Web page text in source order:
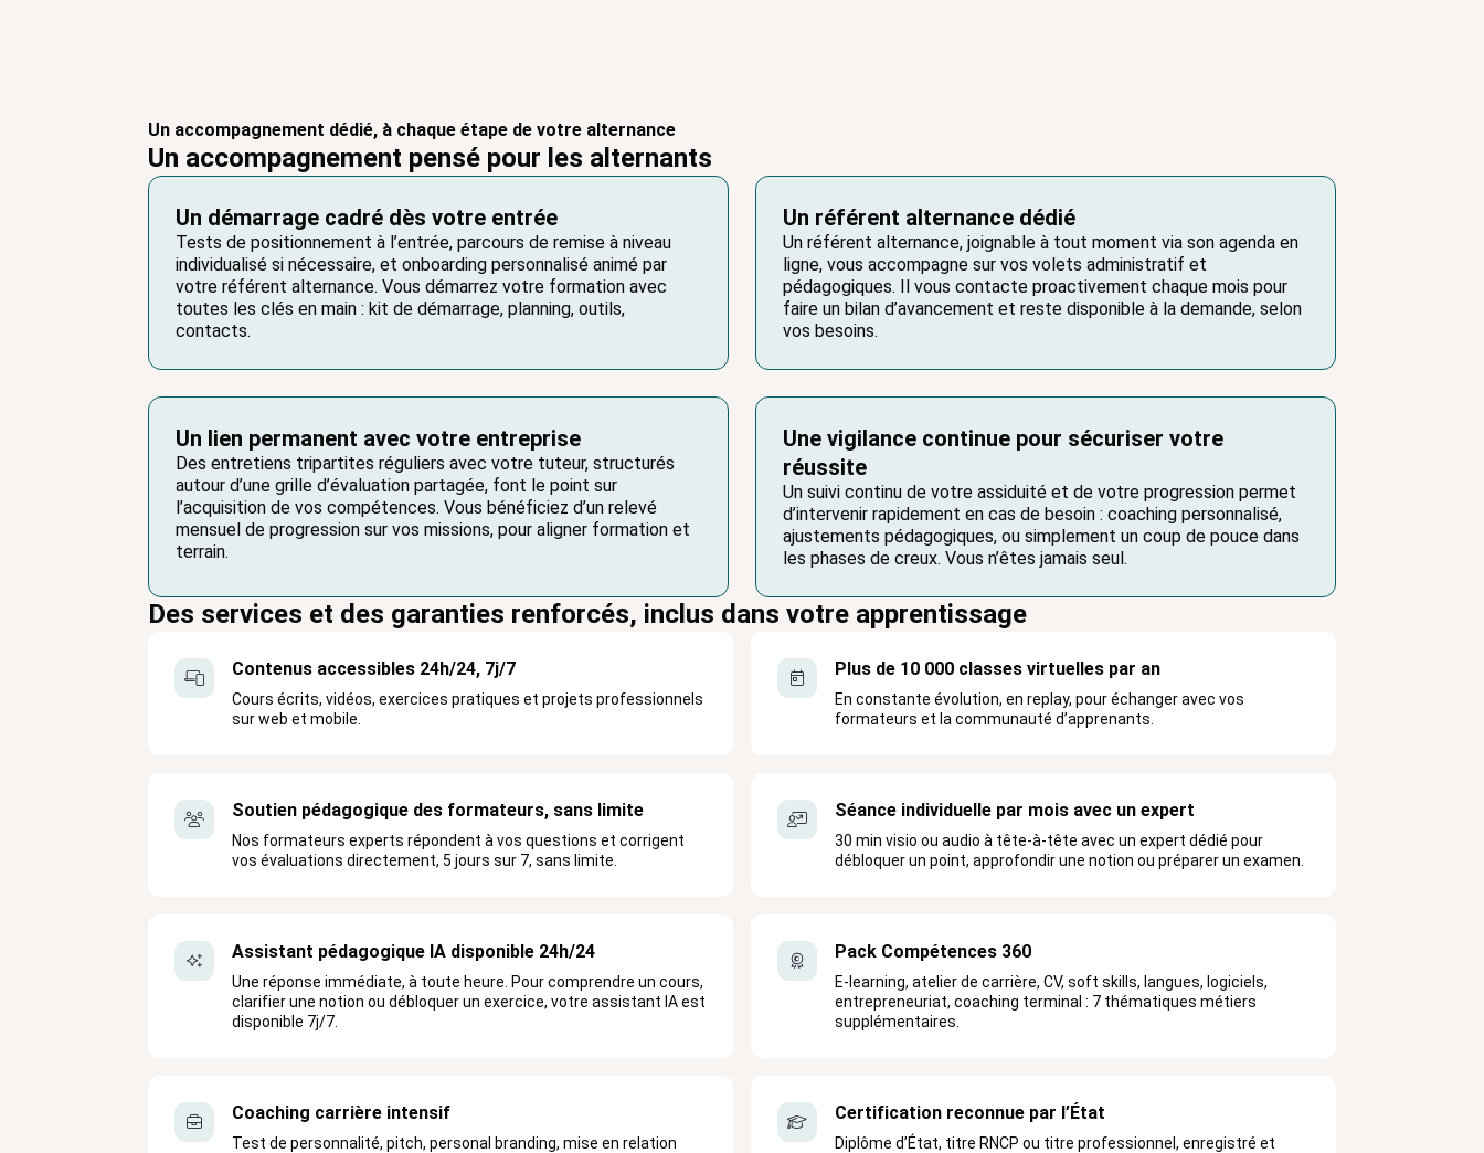
Un accompagnement dédié, à chaque étape de votre alternance
Un accompagnement pensé pour les alternants
Un démarrage cadré dès votre entrée
Tests de positionnement à l’entrée, parcours de remise à niveau
individualisé si nécessaire, et onboarding personnalisé animé par
votre référent alternance. Vous démarrez votre formation avec
toutes les clés en main : kit de démarrage, planning, outils,
contacts.
Un référent alternance dédié
Un référent alternance, joignable à tout moment via son agenda en
ligne, vous accompagne sur vos volets administratif et
pédagogiques. Il vous contacte proactivement chaque mois pour
faire un bilan d’avancement et reste disponible à la demande, selon
vos besoins.
Un lien permanent avec votre entreprise
Des entretiens tripartites réguliers avec votre tuteur, structurés
autour d’une grille d’évaluation partagée, font le point sur
l’acquisition de vos compétences. Vous bénéficiez d’un relevé
mensuel de progression sur vos missions, pour aligner formation et
terrain.
Une vigilance continue pour sécuriser votre
réussite
Un suivi continu de votre assiduité et de votre progression permet
d’intervenir rapidement en cas de besoin : coaching personnalisé,
ajustements pédagogiques, ou simplement un coup de pouce dans
les phases de creux. Vous n’êtes jamais seul.
Des services et des garanties renforcés, inclus dans votre apprentissage
Contenus accessibles 24h/24, 7j/7
Cours écrits, vidéos, exercices pratiques et projets professionnels
sur web et mobile.
Plus de 10 000 classes virtuelles par an
En constante évolution, en replay, pour échanger avec vos
formateurs et la communauté d’apprenants.
Soutien pédagogique des formateurs, sans limite
Nos formateurs experts répondent à vos questions et corrigent
vos évaluations directement, 5 jours sur 7, sans limite.
Séance individuelle par mois avec un expert
30 min visio ou audio à tête-à-tête avec un expert dédié pour
débloquer un point, approfondir une notion ou préparer un examen.
Assistant pédagogique IA disponible 24h/24
Une réponse immédiate, à toute heure. Pour comprendre un cours,
clarifier une notion ou débloquer un exercice, votre assistant IA est
disponible 7j/7.
Pack Compétences 360
E-learning, atelier de carrière, CV, soft skills, langues, logiciels,
entrepreneuriat, coaching terminal : 7 thématiques métiers
supplémentaires.
Coaching carrière intensif
Test de personnalité, pitch, personal branding, mise en relation
Certification reconnue par l’État
Diplôme d’État, titre RNCP ou titre professionnel, enregistré et